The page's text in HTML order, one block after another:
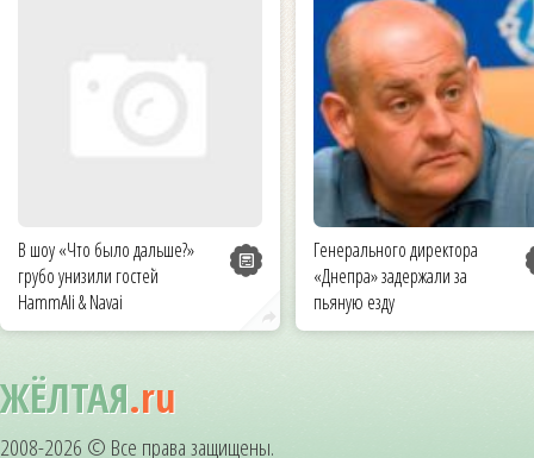
В шоу «Что было дальше?»
грубо унизили гостей
HammAli & Navai
Генерального директора
«Днепра» задержали за
пьяную езду
ЖЁЛТАЯ.ru
2008-2026 © Все права защищены.